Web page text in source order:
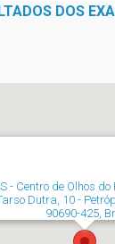
DOS
- Centro de Olhos do
Dutra, 10 -
90690-425,